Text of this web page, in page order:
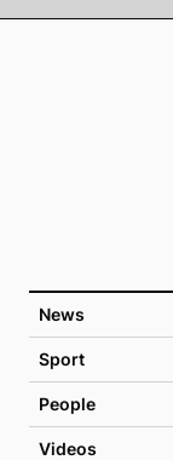
News
Sport
People
Videos